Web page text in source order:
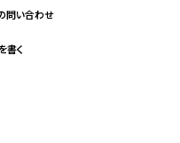
問い合わせ
書く